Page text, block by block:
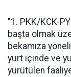
"1. PKK/KCK-
başta olmak
bekamıza
yurt içinde ve
yürütülen